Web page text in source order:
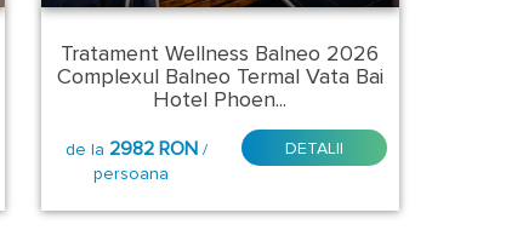
Tratament Wellness Balneo 2026
Complexul Balneo Termal Vata Bai
Hotel Phoen...
de la 2982 RON /
persoana
DETALII